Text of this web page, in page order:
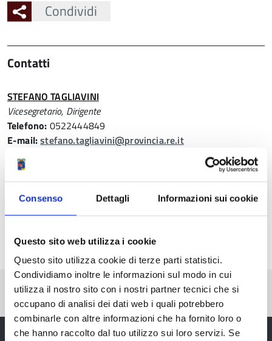
Consenso Dettagli Informazioni sui cookie
Questo sito web utilizza i cookie
Questo sito utilizza cookie di terze parti statistici.
Condividiamo inoltre le informazioni sul modo in cui
utilizza il nostro sito con i nostri partner tecnici che si
occupano di analisi dei dati web i quali potrebbero
combinarle con altre informazioni che ha fornito loro o
che hanno raccolto dal tuo utilizzo sui loro servizi. Se
Condividi
Contatti
STEFANO TAGLIAVINI
Vicesegretario, Dirigente
Telefono: 0522444849
E-mail:stefano.tagliavini@provincia.re.it
ALESSIO MOROTTI
E-mail:a.morotti@provincia.re.it
Pubblicato: 02 Dicembre 2022
—
Ultima modifica: 28 Dicembre 2022